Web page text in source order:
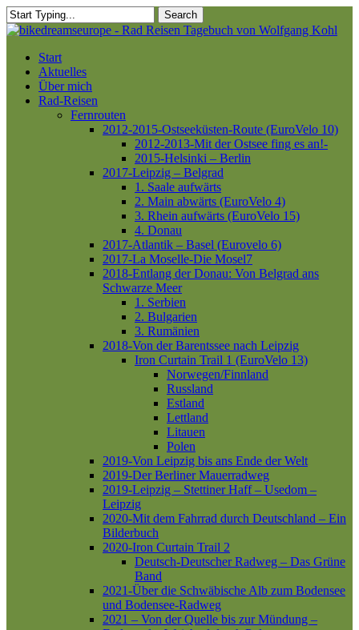
Skip
to
content
Search
Close
Menu
Start
Aktuelles
Über mich
Rad-Reisen
Fernrouten
2012-2015-Ostseeküsten-Route (EuroVelo 10)
2012-2013-Mit der Ostsee fing es an!-
2015-Helsinki – Berlin
2017-Leipzig – Belgrad
1. Saale aufwärts
2. Main abwärts (EuroVelo 4)
3. Rhein aufwärts (EuroVelo 15)
4. Donau
2017-Atlantik – Basel (Eurovelo 6)
2017-La Moselle-Die Mosel7
2018-Entlang der Donau: Von Belgrad ans
Schwarze Meer
1. Serbien
2. Bulgarien
3. Rumänien
2018-Von der Barentssee nach Leipzig
Iron Curtain Trail 1 (EuroVelo 13)
Norwegen/Finnland
Russland
Estland
Lettland
Litauen
Polen
2019-Von Leipzig bis ans Ende der Welt
2019-Der Berliner Mauerradweg
2019-Leipzig – Stettiner Haff – Usedom –
Leipzig
2020-Mit dem Fahrrad durch Deutschland – Ein
Bilderbuch
2020-Iron Curtain Trail 2
Deutsch-Deutscher Radweg – Das Grüne
Band
2021-Über die Schwäbische Alb zum Bodensee
und Bodensee-Radweg
2021 – Von der Quelle bis zur Mündung –